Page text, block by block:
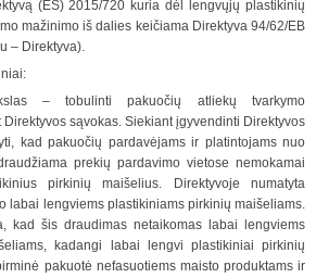
(ES) 2015/720 kuria dėl lengvųjų plastikinių
mažinimo iš dalies keičiama Direktyva 94/62/EB
– Direktyva).
– tobulinti pakuočių atliekų tvarkymo
sąvokas. Siekiant įgyvendinti Direktyvos
kad pakuočių pardavėjams ir platintojams nuo
prekių pardavimo vietose nemokamai
pirkinių maišelius. Direktyvoje numatyta
labai lengviems plastikiniams pirkinių maišeliams.
kad šis draudimas netaikomas labai lengviems
kadangi labai lengvi plastikiniai pirkinių
pakuotė nefasuotiems maisto produktams ir